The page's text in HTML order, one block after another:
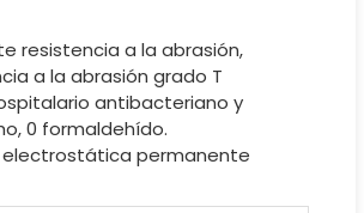
resistencia a la abrasión,
a la abrasión grado T
antibacteriano y
0 formaldehído.
electrostática permanente